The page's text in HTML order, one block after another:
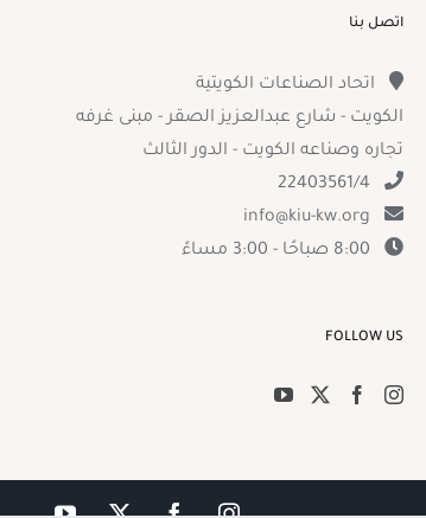
اتصل بنا
اتحاد الصناعات الكويتية
الكويت - شارع عبدالعزيز الصقر - مبنى غرفه
تجاره وصناعه الكويت - الدور الثالث
22403561/4
info@kiu-kw.org
FOLLOW US